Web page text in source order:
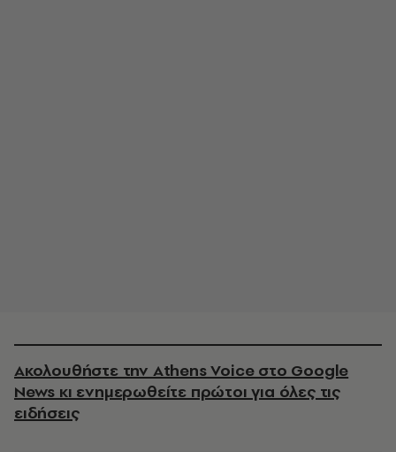
Ακολουθήστε την Athens Voice στο Google
News κι ενημερωθείτε πρώτοι για όλες τις
ειδήσεις